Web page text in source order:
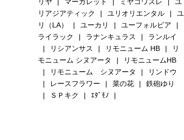
リアジアティック
ユリオリエンタル
ユ
リ（LA）
ユーカリ
ユーフォルビア
ライラック
ラナンキュラス
ランルイ
リシアンサス
リモニューム HB
リ
モニューム シヌアータ
リモニュームHB
リモニューム シヌアータ
リンドウ
レースフラワー
菜の花
鉄砲ゆり
ＳＰキク
ｴﾀﾞﾓﾉ